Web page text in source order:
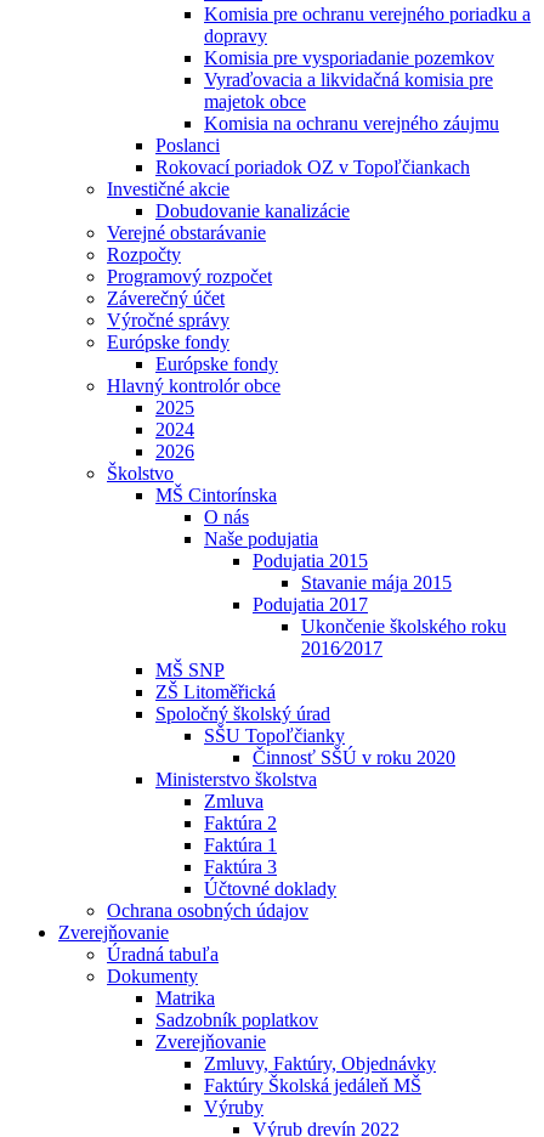
Komisia pre ochranu verejného poriadku a
dopravy
Komisia pre vysporiadanie pozemkov
Vyraďovacia a likvidačná komisia pre
majetok obce
Komisia na ochranu verejného záujmu
Poslanci
Rokovací poriadok OZ v Topoľčiankach
Investičné akcie
Dobudovanie kanalizácie
Verejné obstarávanie
Rozpočty
Programový rozpočet
Záverečný účet
Výročné správy
Európske fondy
Európske fondy
Hlavný kontrolór obce
2025
2024
2026
Školstvo
MŠ Cintorínska
O nás
Naše podujatia
Podujatia 2015
Stavanie mája 2015
Podujatia 2017
Ukončenie školského roku
2016⁄2017
MŠ SNP
ZŠ Litoměřická
Spoločný školský úrad
SŠU Topoľčianky
Činnosť SŠÚ v roku 2020
Ministerstvo školstva
Zmluva
Faktúra 2
Faktúra 1
Faktúra 3
Účtovné doklady
Ochrana osobných údajov
Zverejňovanie
Úradná tabuľa
Dokumenty
Matrika
Sadzobník poplatkov
Zverejňovanie
Zmluvy, Faktúry, Objednávky
Faktúry Školská jedáleň MŠ
Výruby
Výrub drevín 2022